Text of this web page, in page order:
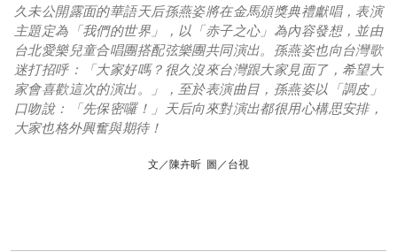
久未公開露面的華語天后孫燕姿將在金馬頒獎典禮獻唱，表演
主題定為「我們的世界」，以「赤子之心」為內容發想，並由
台北愛樂兒童合唱團搭配弦樂團共同演出。孫燕姿也向台灣歌
迷打招呼：「大家好嗎？很久沒來台灣跟大家見面了，希望大
家會喜歡這次的演出。」，至於表演曲目，孫燕姿以「調皮」
口吻說：「先保密囉！」天后向來對演出都很用心構思安排，
大家也格外興奮與期待！
文／陳卉昕 圖／台視